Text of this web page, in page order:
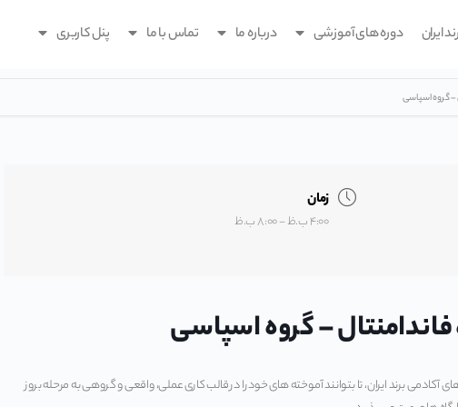
ایران دوره های آموزشی درباره ما تماس با ما پنل کاربری
زمان
۴:۰۰ ب.ظ - ۸:۰۰ ب.ظ
آکادمی برند ایران، تا بتوانند آموخته های خود را در قالب کاری عملی، واقعی و گروهی به مرحله بروز